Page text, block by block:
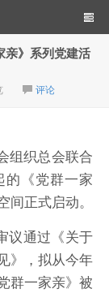
亲》系列党建活
评论
组织总会联合
的《党群一家
正式启动。
议通过《关于
》，拟从今年
群一家亲》被